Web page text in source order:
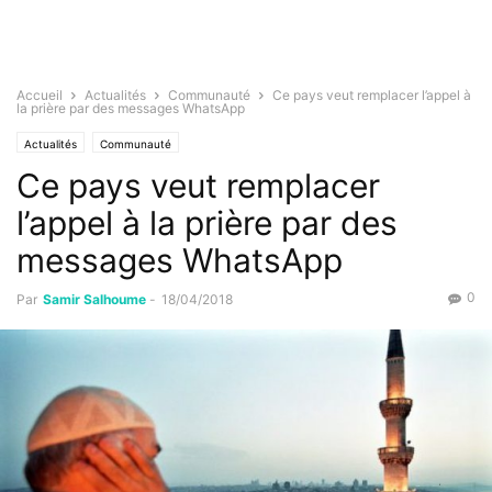
Accueil Actualités Communauté
Ce pays veut remplacer l’appel à
la prière par des messages WhatsApp
Actualités Communauté
Ce pays veut remplacer
l’appel à la prière par des
messages WhatsApp
Par Samir Salhoume - 18/04/2018 0